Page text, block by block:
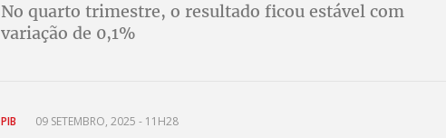
No quarto trimestre, o resultado ficou estável com
variação de 0,1%
PIB 09 SETEMBRO, 2025 - 11H28